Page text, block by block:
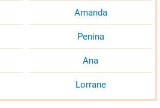
Amanda
Penina
Ana
Lorrane